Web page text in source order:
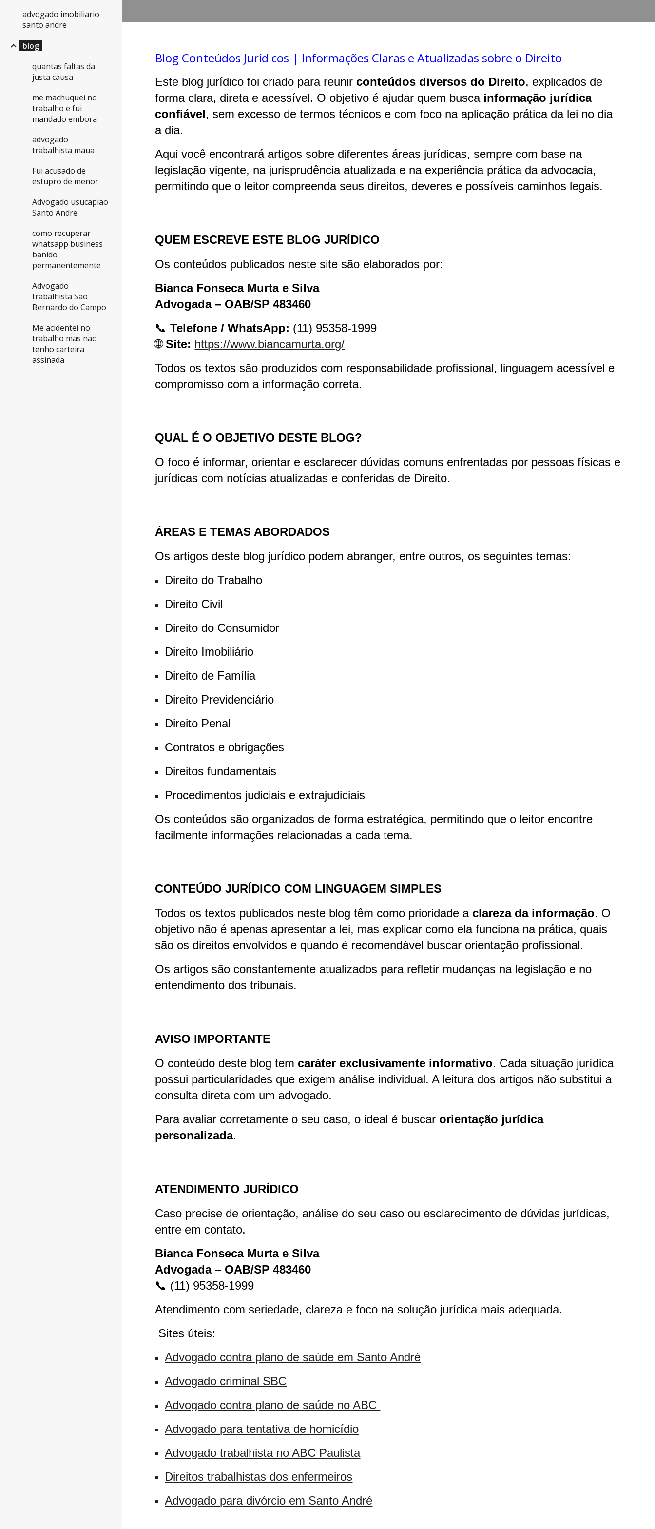
advogado imobiliario
santo andre
blog
quantas faltas da
justa causa
me machuquei no
trabalho e fui
mandado embora
advogado
trabalhista maua
Fui acusado de
estupro de menor
Advogado usucapiao
Santo Andre
como recuperar
whatsapp business
banido
permanentemente
Advogado
trabalhista Sao
Bernardo do Campo
Me acidentei no
trabalho mas nao
tenho carteira
assinada
Blog Conteúdos Jurídicos | Informações Claras e Atualizadas sobre o Direito
Este blog jurídico foi criado para reunir conteúdos diversos do Direito, explicados de
forma clara, direta e acessível. O objetivo é ajudar quem busca informação jurídica
confiável, sem excesso de termos técnicos e com foco na aplicação prática da lei no dia
a dia.
Aqui você encontrará artigos sobre diferentes áreas jurídicas, sempre com base na
legislação vigente, na jurisprudência atualizada e na experiência prática da advocacia,
permitindo que o leitor compreenda seus direitos, deveres e possíveis caminhos legais.
QUEM ESCREVE ESTE BLOG JURÍDICO
Os conteúdos publicados neste site são elaborados por:
Bianca Fonseca Murta e Silva
Advogada – OAB/SP 483460
📞Telefone / WhatsApp: (11) 95358-1999
🌐Site: https://www.biancamurta.org/
Todos os textos são produzidos com responsabilidade profissional, linguagem acessível e
compromisso com a informação correta.
QUAL É O OBJETIVO DESTE BLOG?
O foco é informar, orientar e esclarecer dúvidas comuns enfrentadas por pessoas físicas e
jurídicas com notícias atualizadas e conferidas de Direito.
ÁREAS E TEMAS ABORDADOS
Os artigos deste blog jurídico podem abranger, entre outros, os seguintes temas:
Direito do Trabalho
Direito Civil
Direito do Consumidor
Direito Imobiliário
Direito de Família
Direito Previdenciário
Direito Penal
Contratos e obrigações
Direitos fundamentais
Procedimentos judiciais e extrajudiciais
Os conteúdos são organizados de forma estratégica, permitindo que o leitor encontre
facilmente informações relacionadas a cada tema.
CONTEÚDO JURÍDICO COM LINGUAGEM SIMPLES
Todos os textos publicados neste blog têm como prioridade a clareza da informação. O
objetivo não é apenas apresentar a lei, mas explicar como ela funciona na prática, quais
são os direitos envolvidos e quando é recomendável buscar orientação profissional.
Os artigos são constantemente atualizados para refletir mudanças na legislação e no
entendimento dos tribunais.
AVISO IMPORTANTE
O conteúdo deste blog tem caráter exclusivamente informativo. Cada situação jurídica
possui particularidades que exigem análise individual. A leitura dos artigos não substitui a
consulta direta com um advogado.
Para avaliar corretamente o seu caso, o ideal é buscar orientação jurídica
personalizada.
ATENDIMENTO JURÍDICO
Caso precise de orientação, análise do seu caso ou esclarecimento de dúvidas jurídicas,
entre em contato.
Bianca Fonseca Murta e Silva
Advogada – OAB/SP 483460
📞 (11) 95358-1999
Atendimento com seriedade, clareza e foco na solução jurídica mais adequada.
Sites úteis:
Advogado contra plano de saúde em Santo André
Advogado criminal SBC
Advogado contra plano de saúde no ABC
Advogado para tentativa de homicídio
Advogado trabalhista no ABC Paulista
Direitos trabalhistas dos enfermeiros
Advogado para divórcio em Santo André